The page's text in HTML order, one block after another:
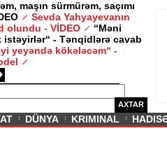
maşın sürmürəm, saçımı
Sevda Yahyayevanın
olundu - VİDEO
“Məni
istəyirlər“ - Tənqidlərə cavab
yeyəndə kökələcəm“ -
AXTAR
DÜNYA KRIMINAL